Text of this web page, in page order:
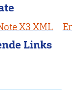
X3 XML
Links